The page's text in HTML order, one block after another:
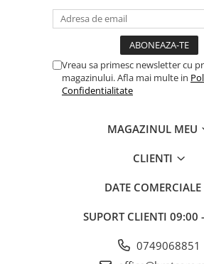
Vreau sa primesc newsletter cu
magazinului. Afla mai multe in
Confidentialitate
MAGAZINUL MEU
CLIENTI
DATE COMERCIALE
SUPORT CLIENTI 09:00
0749068851